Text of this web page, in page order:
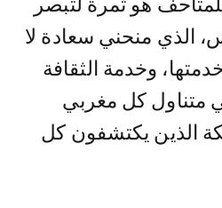
هو ثمرة لتبصر
الذي منحني سعادة لا
وخدمة الثقافة
متناول كل مغربي
الذين يكتشفون كل